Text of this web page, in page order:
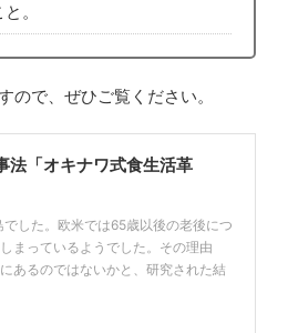
。
で、ぜひご覧ください。
法「オキナワ式食生活革
した。欧米では65歳以後の老後につ
まっているようでした。その理由
あるのではないかと、研究された結